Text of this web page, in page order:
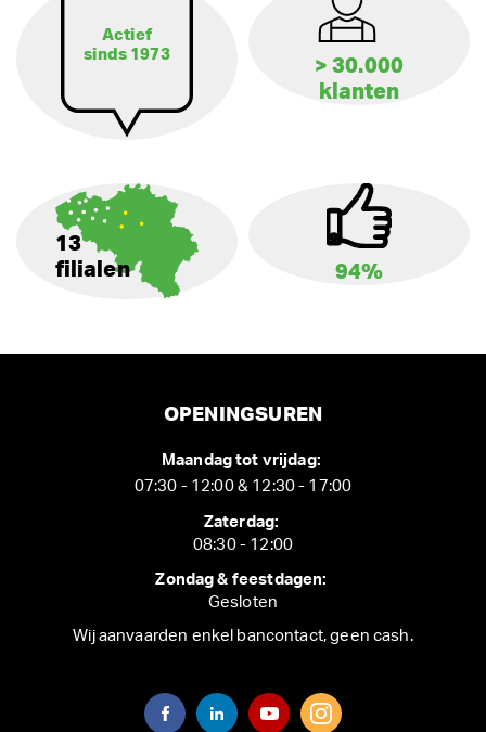
Actief
sinds 1973
> 30.000
klanten
13
filialen
94%
OPENINGSUREN
Maandag tot vrijdag:
07:30 - 12:00 & 12:30 - 17:00
Zaterdag:
08:30 - 12:00
Zondag & feestdagen:
Gesloten
Wij aanvaarden enkel bancontact, geen cash.